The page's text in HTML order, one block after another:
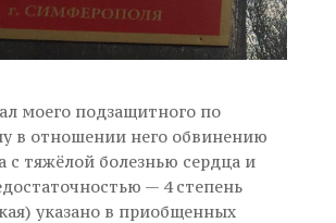
моего подзащитного по
в отношении него обвинению
с тяжёлой болезнью сердца и
— 4 степень
указано в приобщенных